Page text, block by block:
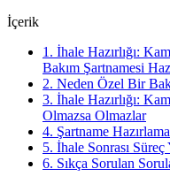
İçerik
1. İhale Hazırlığı:
Bakım Şartnamesi
2. Neden Özel Bir
3. İhale Hazırlığı:
Olmazsa Olmazlar
4. Şartname
5. İhale Sonrası
6. Sıkça Sorulan